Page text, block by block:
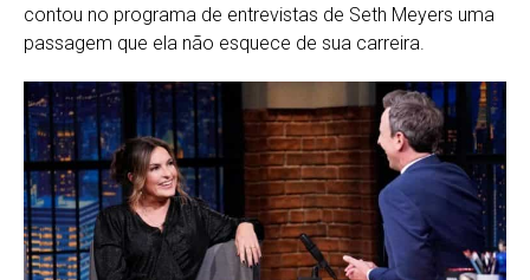
contou no programa de entrevistas de Seth Meyers uma
passagem que ela não esquece de sua carreira.